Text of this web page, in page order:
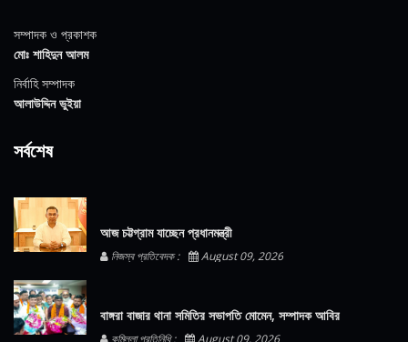
সম্পাদক ও প্রকাশক
মোঃ শাহিদুন আলম
নির্বাহি সম্পাদক
আলাউদ্দিন ভুইয়া
সর্বশেষ
আজ চট্টগ্রাম যাচ্ছেন প্রধানমন্ত্রী
নিজস্ব প্রতিবেদক : August 09, 2026
বাঙ্গরা বাজার থানা সমিতির সভাপতি মোমেন, সম্পাদক আবির